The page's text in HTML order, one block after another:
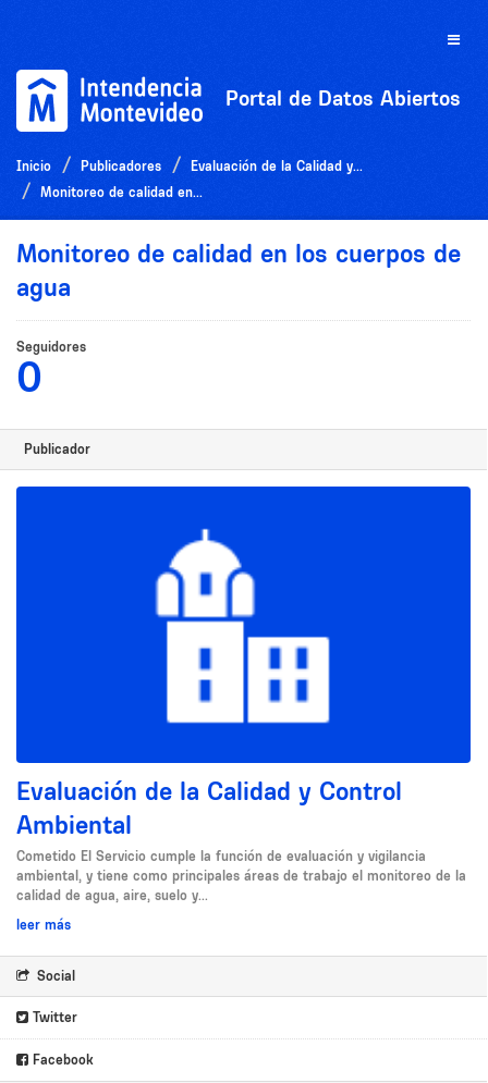
Toggle
Portal de Datos Abiertos
Inicio Publicadores
Evaluación de la Calidad y...
Monitoreo de calidad en...
Monitoreo de calidad en los cuerpos de
agua
Seguidores
0
Publicador
Evaluación de la Calidad y Control
Ambiental
Cometido El Servicio cumple la función de evaluación y vigilancia
ambiental, y tiene como principales áreas de trabajo el monitoreo de la
calidad de agua, aire, suelo y...
leer más
Social
Twitter
Facebook